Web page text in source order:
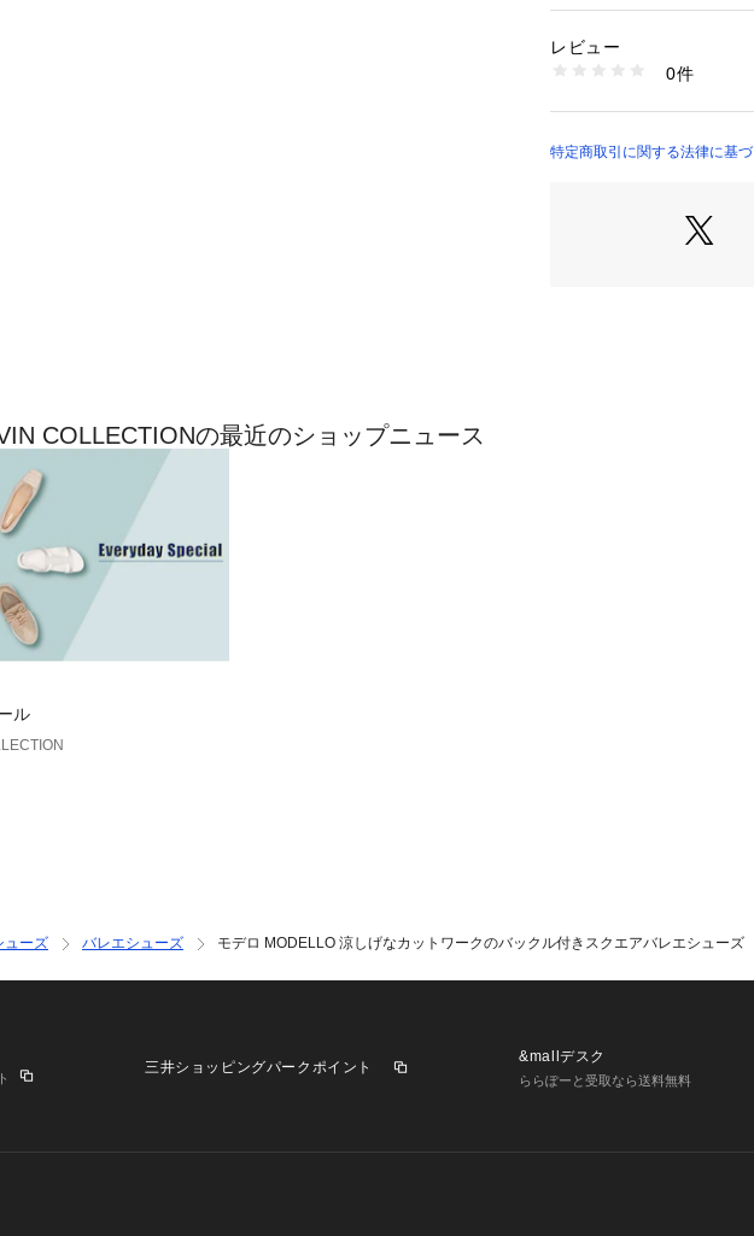
生産国：中国
1076600000312
レビュー
0件
特定商取引に関する法律に基
COLLECTIONの最近のショップニュース
ル
ューズ バレエシューズ モデロ MODELLO 涼しげなカットワークのバックル付きスクエアバレエシュー
三井ショッピングパークポイント
&mallデスク
ららぽーと受取なら送料無料